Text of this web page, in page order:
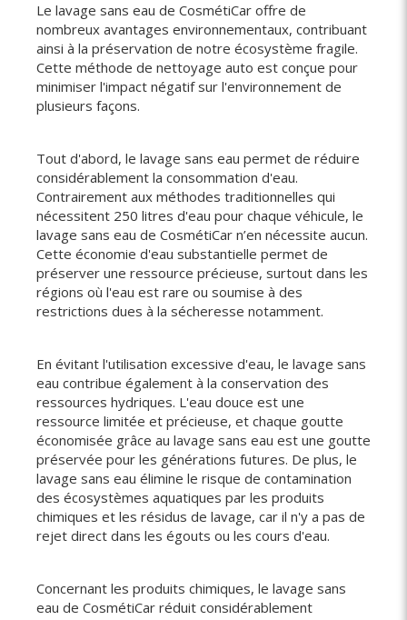
Le lavage sans eau de CosmétiCar offre de
nombreux avantages environnementaux, contribuant
ainsi à la préservation de notre écosystème fragile.
Cette méthode de nettoyage auto est conçue pour
minimiser l'impact négatif sur l'environnement de
plusieurs façons.
Tout d'abord, le lavage sans eau permet de réduire
considérablement la consommation d'eau.
Contrairement aux méthodes traditionnelles qui
nécessitent 250 litres d'eau pour chaque véhicule, le
lavage sans eau de CosmétiCar n’en nécessite aucun.
Cette économie d'eau substantielle permet de
préserver une ressource précieuse, surtout dans les
régions où l'eau est rare ou soumise à des
restrictions dues à la sécheresse notamment.
En évitant l'utilisation excessive d'eau, le lavage sans
eau contribue également à la conservation des
ressources hydriques. L'eau douce est une
ressource limitée et précieuse, et chaque goutte
économisée grâce au lavage sans eau est une goutte
préservée pour les générations futures. De plus, le
lavage sans eau élimine le risque de contamination
des écosystèmes aquatiques par les produits
chimiques et les résidus de lavage, car il n'y a pas de
rejet direct dans les égouts ou les cours d'eau.
Concernant les produits chimiques, le lavage sans
eau de CosmétiCar réduit considérablement